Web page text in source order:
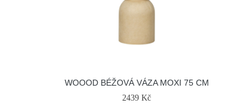
WOOOD BÉŽOVÁ VÁZA MOXI 75 CM
2439 Kč